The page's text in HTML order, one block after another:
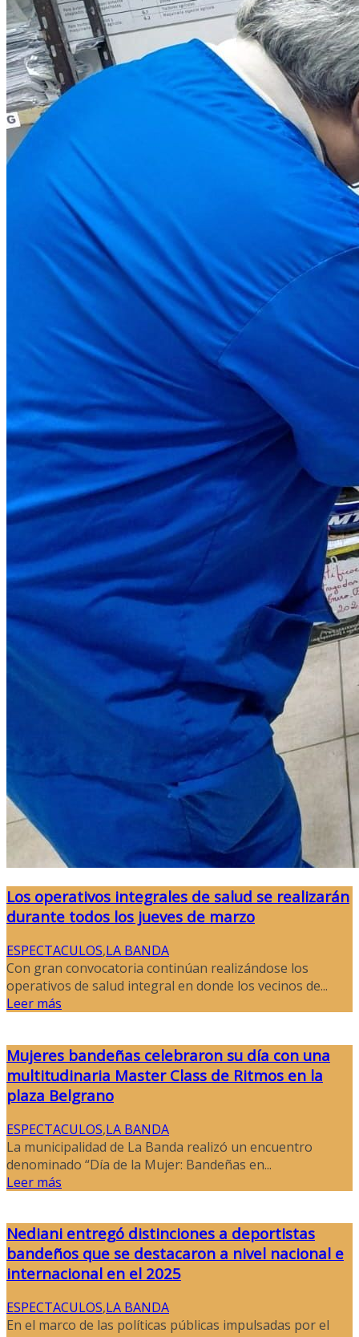
Los operativos integrales de salud se realizarán
durante todos los jueves de marzo
ESPECTACULOS,LA BANDA
Con gran convocatoria continúan realizándose los
operativos de salud integral en donde los vecinos de...
Leer más
Mujeres bandeñas celebraron su día con una
multitudinaria Master Class de Ritmos en la
plaza Belgrano
ESPECTACULOS,LA BANDA
La municipalidad de La Banda realizó un encuentro
denominado “Día de la Mujer: Bandeñas en...
Leer más
Nediani entregó distinciones a deportistas
bandeños que se destacaron a nivel nacional e
internacional en el 2025
ESPECTACULOS,LA BANDA
En el marco de las políticas públicas impulsadas por el